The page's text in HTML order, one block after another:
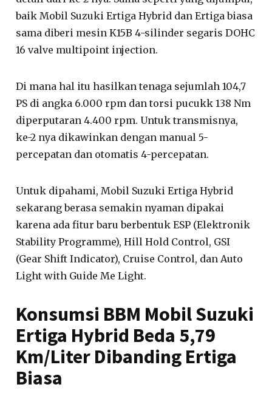
baik Mobil Suzuki Ertiga Hybrid dan Ertiga biasa
sama diberi mesin K15B 4-silinder segaris DOHC
16 valve multipoint injection.
Di mana hal itu hasilkan tenaga sejumlah 104,7
PS di angka 6.000 rpm dan torsi pucukk 138 Nm
diperputaran 4.400 rpm. Untuk transmisnya,
ke-2 nya dikawinkan dengan manual 5-
percepatan dan otomatis 4-percepatan.
Untuk dipahami, Mobil Suzuki Ertiga Hybrid
sekarang berasa semakin nyaman dipakai
karena ada fitur baru berbentuk ESP (Elektronik
Stability Programme), Hill Hold Control, GSI
(Gear Shift Indicator), Cruise Control, dan Auto
Light with Guide Me Light.
Konsumsi BBM Mobil Suzuki
Ertiga Hybrid Beda 5,79
Km/Liter Dibanding Ertiga
Biasa